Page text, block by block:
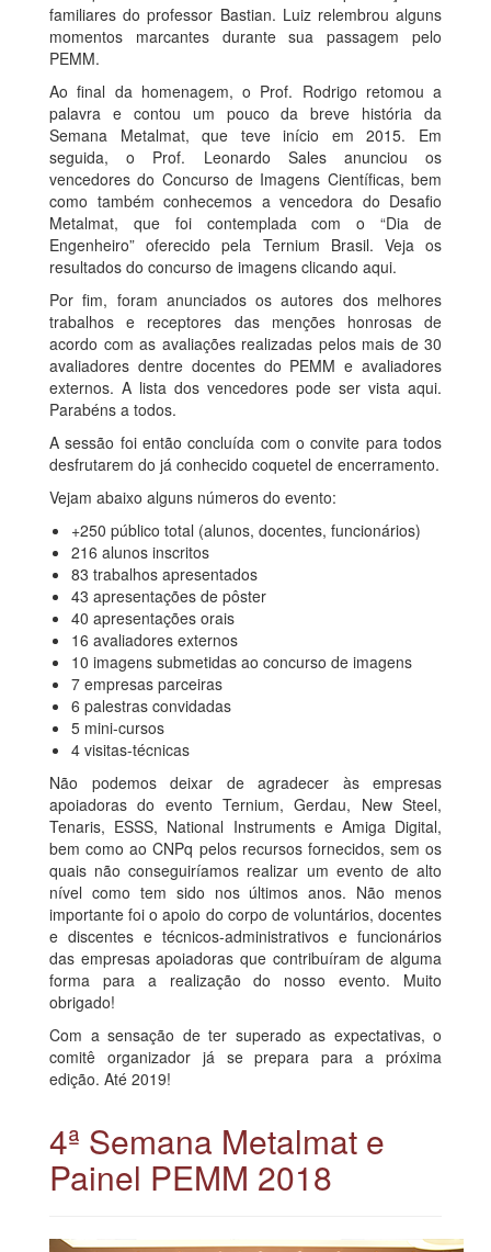
familiares do professor Bastian. Luiz relembrou alguns
momentos marcantes durante sua passagem pelo
PEMM.
Ao final da homenagem, o Prof. Rodrigo retomou a
palavra e contou um pouco da breve história da
Semana Metalmat, que teve início em 2015. Em
seguida, o Prof. Leonardo Sales anunciou os
vencedores do Concurso de Imagens Científicas, bem
como também conhecemos a vencedora do Desafio
Metalmat, que foi contemplada com o “Dia de
Engenheiro” oferecido pela Ternium Brasil. Veja os
resultados do concurso de imagens clicando aqui.
Por fim, foram anunciados os autores dos melhores
trabalhos e receptores das menções honrosas de
acordo com as avaliações realizadas pelos mais de 30
avaliadores dentre docentes do PEMM e avaliadores
externos. A lista dos vencedores pode ser vista aqui.
Parabéns a todos.
A sessão foi então concluída com o convite para todos
desfrutarem do já conhecido coquetel de encerramento.
Vejam abaixo alguns números do evento:
+250 público total (alunos, docentes, funcionários)
216 alunos inscritos
83 trabalhos apresentados
43 apresentações de pôster
40 apresentações orais
16 avaliadores externos
10 imagens submetidas ao concurso de imagens
7 empresas parceiras
6 palestras convidadas
5 mini-cursos
4 visitas-técnicas
Não podemos deixar de agradecer às empresas
apoiadoras do evento Ternium, Gerdau, New Steel,
Tenaris, ESSS, National Instruments e Amiga Digital,
bem como ao CNPq pelos recursos fornecidos, sem os
quais não conseguiríamos realizar um evento de alto
nível como tem sido nos últimos anos. Não menos
importante foi o apoio do corpo de voluntários, docentes
e discentes e técnicos-administrativos e funcionários
das empresas apoiadoras que contribuíram de alguma
forma para a realização do nosso evento. Muito
obrigado!
Com a sensação de ter superado as expectativas, o
comitê organizador já se prepara para a próxima
edição. Até 2019!
4ª Semana Metalmat e
Painel PEMM 2018